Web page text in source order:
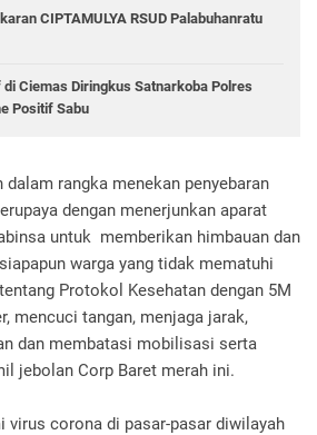
CIPTAMULYA RSUD Palabuhanratu
Ciemas Diringkus Satnarkoba Polres
Positif Sabu
dalam rangka menekan penyebaran
dengan menerjunkan aparat
untuk memberikan himbauan dan
warga yang tidak mematuhi
Protokol Kesehatan dengan 5M
mencuci tangan, menjaga jarak,
dan membatasi mobilisasi serta
jebolan Corp Baret merah ini.
virus corona di pasar-pasar diwilayah